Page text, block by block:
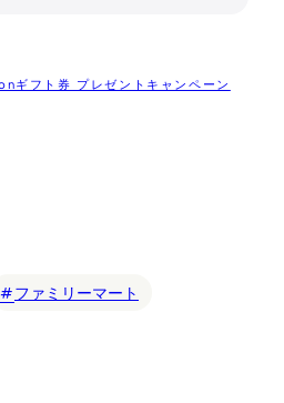
ギフト券 プレゼントキャンペーン
ファミリーマート